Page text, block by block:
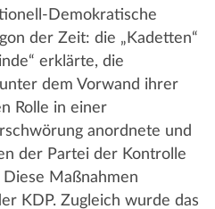
Demokratische
der Zeit: die „Kadetten“
erklärte, die
dem Vorwand ihrer
Rolle in einer
anordnete und
der Partei der Kontrolle
Maßnahmen
KDP. Zugleich wurde das